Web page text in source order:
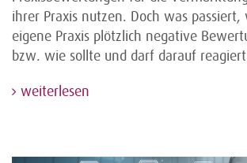
ihrer Praxis nutzen. Doch was passiert,
eigene Praxis plötzlich negative
bzw. wie sollte und darf darauf
weiterlesen